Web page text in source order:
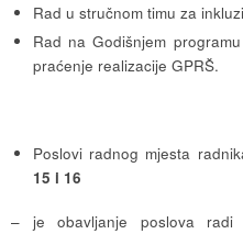
Rad u stručnom timu za
Rad na Godišnjem
praćenje realizacije GPRŠ.
Poslovi radnog mjesta
15 i 16
– je obavljanje poslova radi